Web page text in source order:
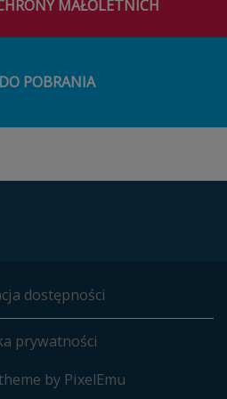
MAŁOLETNICH
POBRANIA
dostępności
prywatności
by PixelEmu